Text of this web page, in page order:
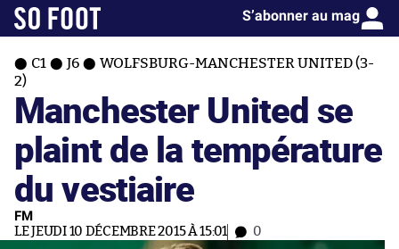
S’abonner au mag
C1 J6
WOLFSBURG-MANCHESTER UNITED (3-
2)
Manchester United se
plaint de la température
du vestiaire
FM
LE JEUDI 10 DÉCEMBRE 2015 À 15:01 0